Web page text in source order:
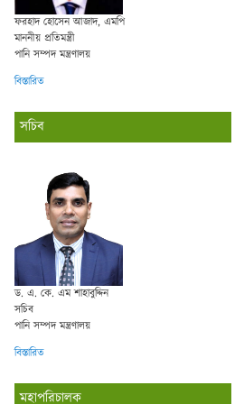
ফরহাদ হোসেন আজাদ, এমপি
মাননীয় প্রতিমন্ত্রী
পানি সম্পদ মন্ত্রণালয়
বিস্তারিত
সচিব
ড. এ. কে. এম শাহাবুদ্দিন
সচিব
পানি সম্পদ মন্ত্রণালয়
বিস্তারিত
মহাপরিচালক